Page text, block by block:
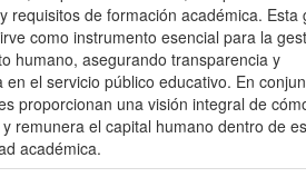
requisitos de formación académica. Esta
como instrumento esencial para la
humano, asegurando transparencia y
en el servicio público educativo. En
proporcionan una visión integral de
remunera el capital humano dentro de
académica.